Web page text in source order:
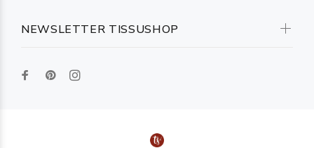
NEWSLETTER TISSUSHOP